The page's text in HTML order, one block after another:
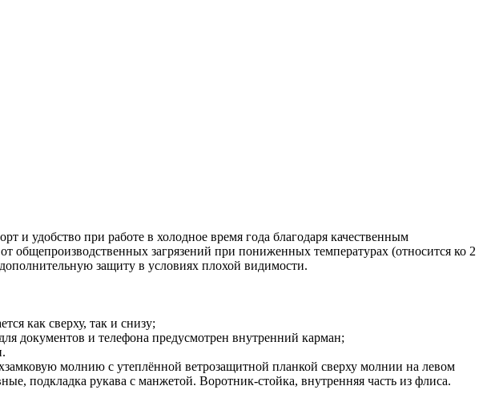
удобство при работе в холодное время года благодаря качественным
загрязений при пониженных температурах (относится ко 2
защиту в условиях плохой видимости.
как сверху, так и снизу;
документов и телефона предусмотрен внутренний карман;
молнию с утеплённой ветрозащитной планкой сверху молнии на левом
подкладка рукава с манжетой. Воротник-стойка, внутренняя часть из флиса.